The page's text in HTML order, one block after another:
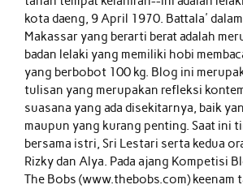
kota daeng, 9 April 1970. Battala'
Makassar yang berarti berat adalah
badan lelaki yang memiliki hobi
yang berbobot 100 kg. Blog ini
tulisan yang merupakan refleksi
suasana yang ada disekitarnya, baik
maupun yang kurang penting. Saat ini
bersama istri, Sri Lestari serta kedua
Rizky dan Alya. Pada ajang Kompetisi
The Bobs (www.thebobs.com) keenam